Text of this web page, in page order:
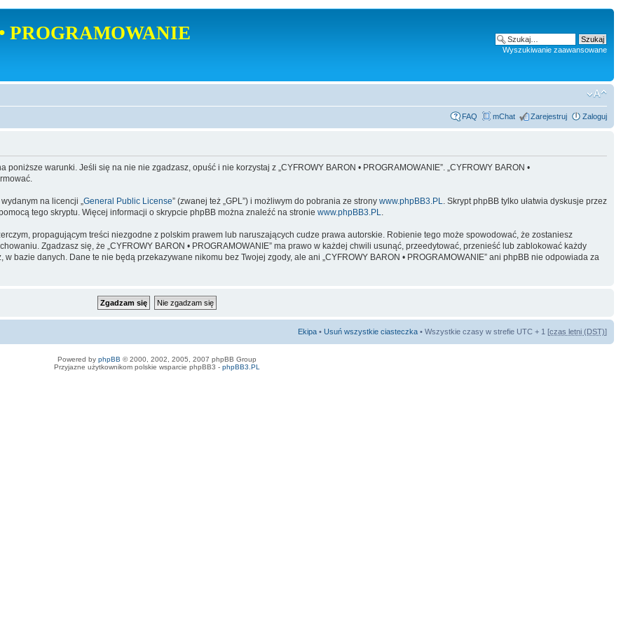
PROGRAMOWANIE
Wyszukiwanie zaawansowane
FAQ mChat Zarejestruj Zaloguj
poniższe warunki. Jeśli się na nie nie zgadzasz, opuść i nie korzystaj z „CYFROWY BARON • PROGRAMOWANIE”. „CYFROWY BARON •
wydanym na licencji „General Public License” (zwanej też „GPL”) i możliwym do pobrania ze strony www.phpBB3.PL. Skrypt phpBB tylko ułatwia dyskusje przez
tego skryptu. Więcej informacji o skrypcie phpBB można znaleźć na stronie www.phpBB3.PL.
propagującym treści niezgodne z polskim prawem lub naruszających cudze prawa autorskie. Robienie tego może spowodować, że zostaniesz
Zgadzasz się, że „CYFROWY BARON • PROGRAMOWANIE” ma prawo w każdej chwili usunąć, przeedytować, przenieść lub zablokować każdy
bazie danych. Dane te nie będą przekazywane nikomu bez Twojej zgody, ale ani „CYFROWY BARON • PROGRAMOWANIE” ani phpBB nie odpowiada za
Ekipa • Usuń wszystkie ciasteczka • Wszystkie czasy w strefie UTC + 1 [czas letni (DST)]
Powered by phpBB © 2000, 2002, 2005, 2007 phpBB Group
Przyjazne użytkownikom polskie wsparcie phpBB3 - phpBB3.PL